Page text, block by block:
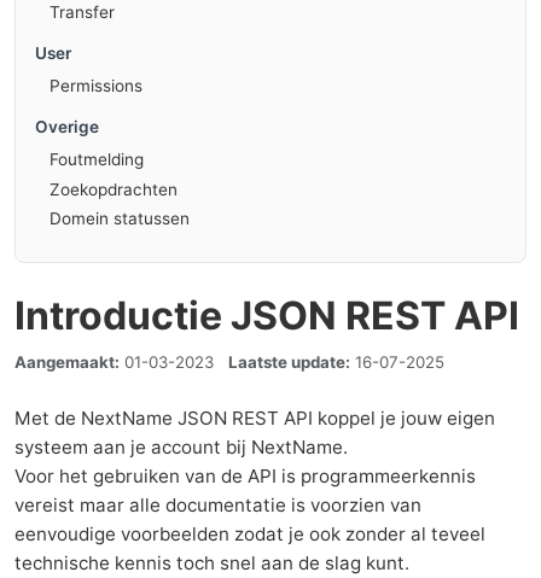
Transfer
User
Permissions
Overige
Foutmelding
Zoekopdrachten
Domein statussen
Introductie JSON REST API
Aangemaakt: 01-03-2023 Laatste update: 16-07-2025
Met de NextName JSON REST API koppel je jouw eigen
systeem aan je account bij NextName.
Voor het gebruiken van de API is programmeerkennis
vereist maar alle documentatie is voorzien van
eenvoudige voorbeelden zodat je ook zonder al teveel
technische kennis toch snel aan de slag kunt.